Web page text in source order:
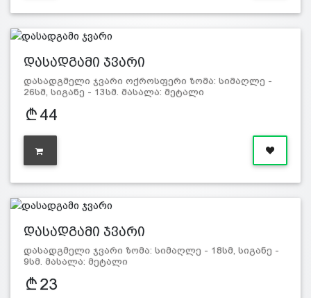
დასადგამი ჯვარი
დასადგმელი ჯვარი ოქროსფერი ზომა: სიმაღლე -
26სმ, სიგანე - 13სმ. მასალა: მეტალი
44
დასადგამი ჯვარი
დასადგმელი ჯვარი ზომა: სიმაღლე - 18სმ, სიგანე -
9სმ. მასალა: მეტალი
23